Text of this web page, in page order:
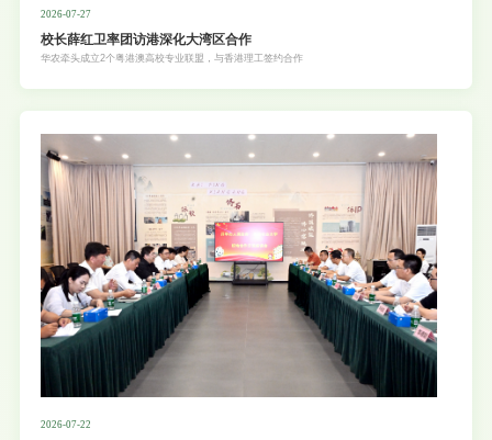
2026-07-27
校长薛红卫率团访港深化大湾区合作
华农牵头成立2个粤港澳高校专业联盟，与香港理工签约合作
2026-07-22